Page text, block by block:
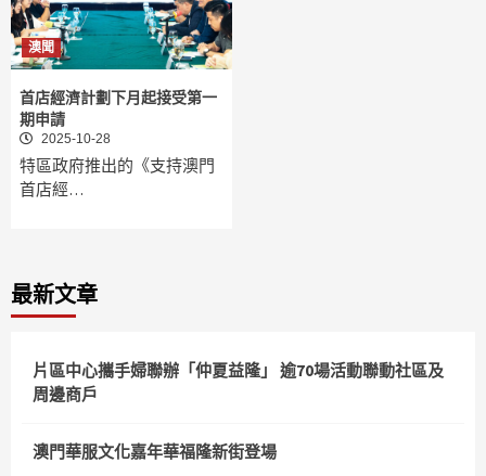
澳聞
首店經濟計劃下月起接受第一
期申請
2025-10-28
特區政府推出的《支持澳門
首店經…
最新文章
片區中心攜手婦聯辦「仲夏益隆」 逾70場活動聯動社區及
周邊商戶
澳門華服文化嘉年華福隆新街登場